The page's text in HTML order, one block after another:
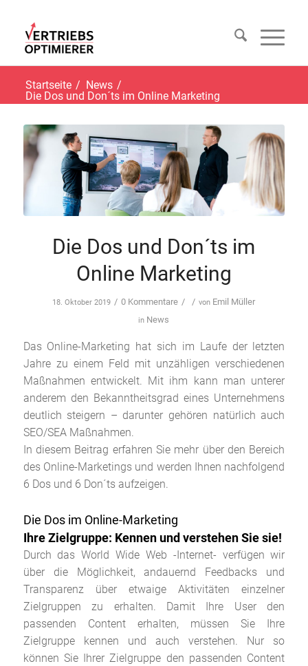
Startseite / News /
Die Dos und Don´ts im Online Marketing
Die Dos und Don´ts im
Online Marketing
18. Oktober 2019 / 0 Kommentare /
in News
/ von Emil Müller
Das Online-Marketing hat sich im Laufe der letzten
Jahre zu einem Feld mit unzähligen verschiedenen
Maßnahmen entwickelt. Mit ihm kann man unterer
anderem den Bekanntheitsgrad eines Unternehmens
deutlich steigern – darunter gehören natürlich auch
SEO/SEA Maßnahmen.
In diesem Beitrag erfahren Sie mehr über den Bereich
des Online-Marketings und werden Ihnen nachfolgend
6 Dos und 6 Don´ts aufzeigen.
Die Dos im Online-Marketing
Ihre Zielgruppe: Kennen und verstehen Sie sie!
Durch das World Wide Web -Internet- verfügen wir
über die Möglichkeit, andauernd Feedbacks und
Transparenz über etwaige Aktivitäten einzelner
Zielgruppen zu erhalten. Damit Ihre User den
passenden Content erhalten, müssen Sie Ihre
Zielgruppe kennen und auch verstehen. Nur so
können Sie Ihrer Zielgruppe den passenden Content